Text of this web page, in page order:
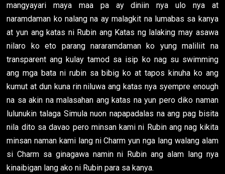
mangyayari maya maa pa ay diniin nya ulo nya at
naramdaman ko nalang na ay malagkit na lumabas sa kanya
at yun ang katas ni Rubin ang Katas ng lalaking may asawa
nilaro ko eto parang nararamdaman ko yung maliliit na
transparent ang kulay tamod sa isip ko nag su swimming
ang mga bata ni rubin sa bibig ko at tapos kinuha ko ang
kumut at dun kuna rin niluwa ang katas nya syempre enough
na sa akin na malasahan ang katas na yun pero diko naman
lulunukin talaga Simula nuon napapadalas na ang pag bisita
nila dito sa davao pero minsan kami ni Rubin ang nag kikita
minsan naman kami lang ni Charm yun nga lang walang alam
si Charm sa ginagawa namin ni Rubin ang alam lang nya
kinaibigan lang ako ni Rubin para sa kanya.